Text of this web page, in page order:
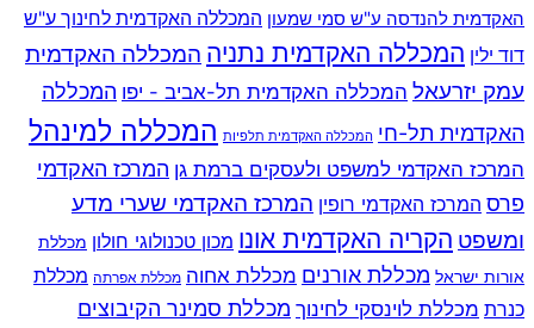
האקדמית להנדסה ע"ש סמי שמעון המכללה האקדמית לחינוך ע"ש
דוד ילין המכללה האקדמית נתניה המכללה האקדמית
עמק יזרעאל המכללה האקדמית תל-אביב - יפו המכללה
האקדמית תל-חי המכללה האקדמית תלפיות המכללה למינהל
המרכז האקדמי למשפט ולעסקים ברמת גן המרכז האקדמי
פרס המרכז האקדמי רופין המרכז האקדמי שערי מדע
ומשפט הקריה האקדמית אונו מכון טכנולוגי חולון מכללת
אורות ישראל מכללת אורנים מכללת אחוה מכללת אפרתה מכללת
כנרת מכללת לוינסקי לחינוך מכללת סמינר הקיבוצים